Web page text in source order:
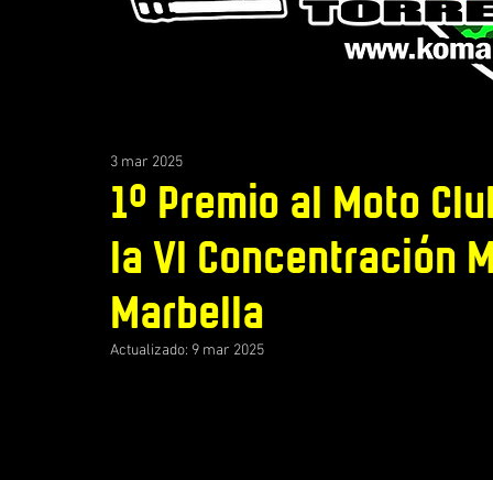
1º Premio al Moto
la VI Concentración
Marbella
3 mar 2025
Actualizado: 9 mar 2025